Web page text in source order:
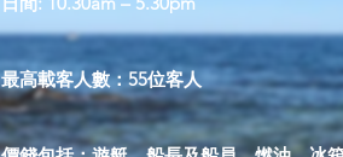
最高載客人數：55位客人